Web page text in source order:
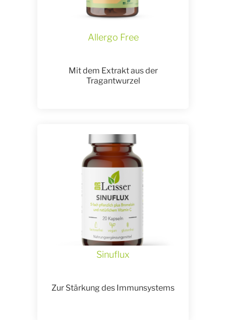
Allergo Free
Mit dem Extrakt aus der
Tragantwurzel
Sinuflux
Zur Stärkung des Immunsystems